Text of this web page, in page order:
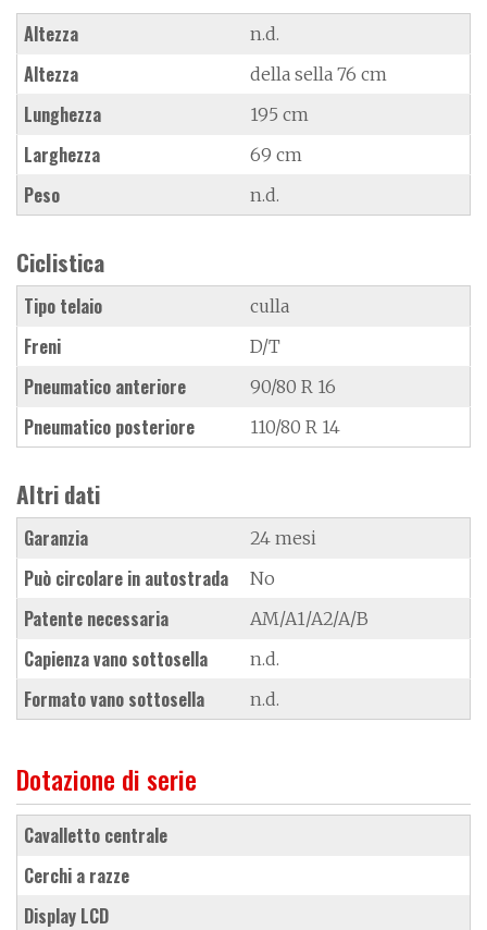
Altezza n.d.
Altezza della sella 76 cm
Lunghezza 195 cm
Larghezza 69 cm
Peso n.d.
Ciclistica
Tipo telaio culla
Freni D/T
Pneumatico anteriore 90/80 R 16
Pneumatico posteriore 110/80 R 14
Altri dati
Garanzia 24 mesi
Può circolare in autostrada No
Patente necessaria AM/A1/A2/A/B
Capienza vano sottosella n.d.
Formato vano sottosella n.d.
Dotazione di serie
cavalletto centrale
cerchi a razze
display LCD